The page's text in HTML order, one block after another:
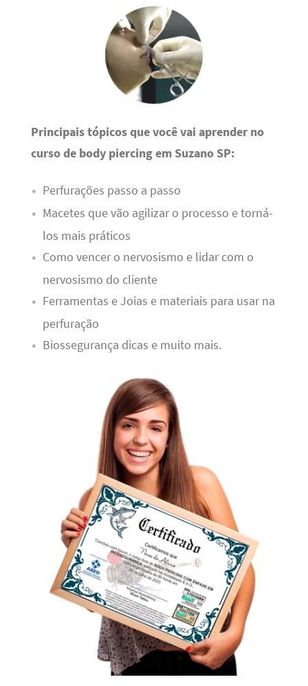
Principais tópicos que você vai aprender no
curso de body piercing em Suzano SP:
Perfurações passo a passo
Macetes que vão agilizar o processo e torná-
los mais práticos
Como vencer o nervosismo e lidar com o
nervosismo do cliente
Ferramentas e Joias e materiais para usar na
perfuração
Biossegurança dicas e muito mais.